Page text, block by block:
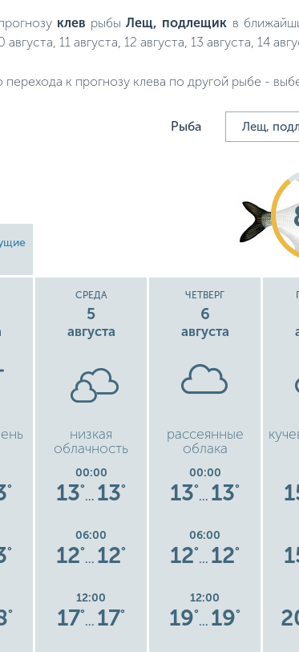
клев рыбыЛещ, подлещик в
августа, 11 августа, 12 августа, 13 августа, 14
перехода к прогнозу клева по другой рыбе -
Рыба
°
°
°
СРЕДА
5
августа
низкая
облачность
00:00
13°
… 13°
06:00
12°
… 12°
12:00
17°
… 17°
ЧЕТВЕРГ
6
августа
рассеянные
облака
00:00
13°
… 13°
06:00
12°
… 12°
12:00
19°
… 19°